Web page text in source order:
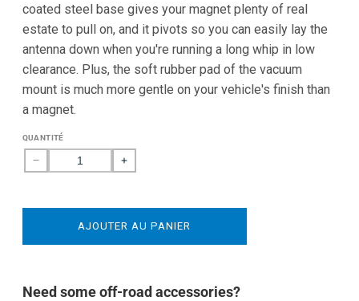
coated steel base gives your magnet plenty of real
estate to pull on, and it pivots so you can easily lay the
antenna down when you're running a long whip in low
clearance. Plus, the soft rubber pad of the vacuum
mount is much more gentle on your vehicle's finish than
a magnet.
QUANTITÉ
Réduire
Magnetic
Augmenter
Magnetic
AJOUTER AU PANIER
Need some off-road accessories?